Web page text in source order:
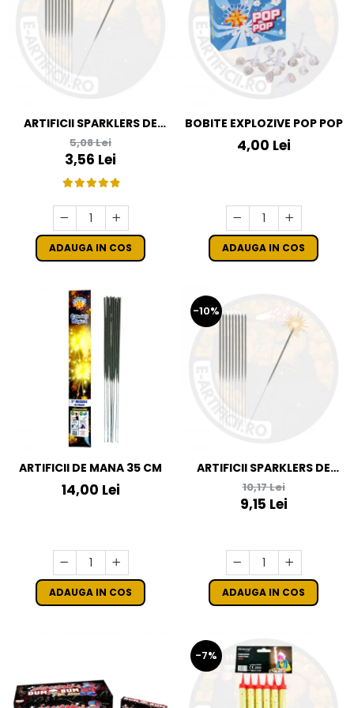
ARTIFICII SPARKLERS DE
MANA - STELUTE DE BRAD
16 CM - SET 10 BUC
5,08 Lei
3,56 Lei
ADAUGA IN COS
BOBITE EXPLOZIVE POP POP
4,00 Lei
ADAUGA IN COS
ARTIFICII DE MANA 35 CM
14,00 Lei
ADAUGA IN COS
-10%
ARTIFICII SPARKLERS DE
MANA - STELUTE DE BRAD
28 CM - SET 10 BUC
10,17 Lei
9,15 Lei
ADAUGA IN COS
-7%